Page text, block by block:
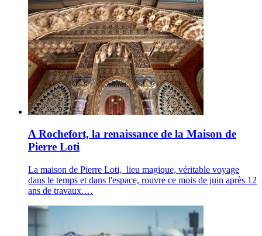
A Rochefort, la renaissance de la Maison de
Pierre Loti
La maison de Pierre Loti, lieu magique, véritable voyage
dans le temps et dans l'espace, rouvre ce mois de juin après 12
ans de travaux.…